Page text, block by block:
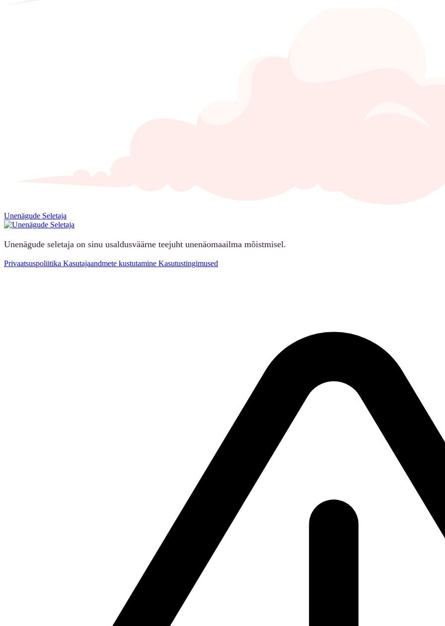
Unenägude Seletaja
Unenägude seletaja on sinu usaldusväärne teejuht unenäomaailma mõistmisel.
Privaatsuspoliitika Kasutajaandmete kustutamine Kasutustingimused